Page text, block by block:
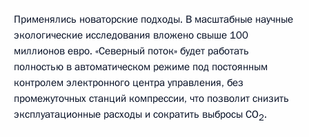
Применялись новаторские подходы. В масштабные научные
экологические исследования вложено свыше 100
миллионов евро. «Северный поток» будет работать
полностью в автоматическом режиме под постоянным
контролем электронного центра управления, без
промежуточных станций компрессии, что позволит снизить
эксплуатационные расходы и сократить выбросы СО2.